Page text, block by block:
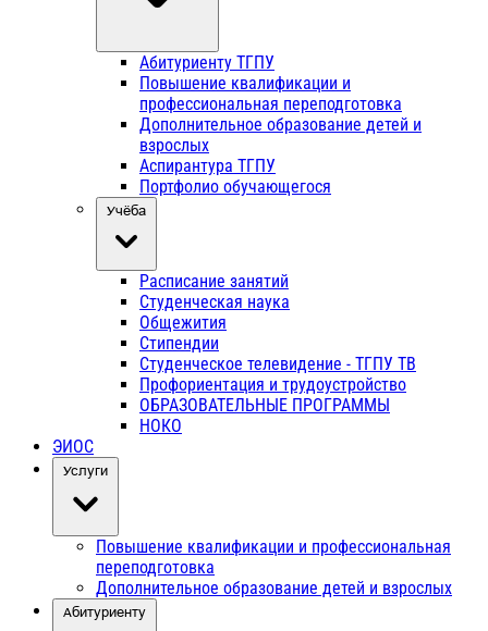
Абитуриенту ТГПУ
Повышение квалификации и
профессиональная переподготовка
Дополнительное образование детей и
взрослых
Аспирантура ТГПУ
Портфолио обучающегося
Учёба
Расписание занятий
Студенческая наука
Общежития
Стипендии
Студенческое телевидение - ТГПУ ТВ
Профориентация и трудоустройство
ОБРАЗОВАТЕЛЬНЫЕ ПРОГРАММЫ
НОКО
ЭИОС
Услуги
Повышение квалификации и профессиональная
переподготовка
Дополнительное образование детей и взрослых
Абитуриенту